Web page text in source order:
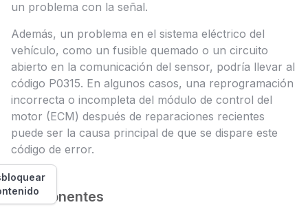
un problema con la señal.
Además, un problema en el sistema eléctrico del
vehículo, como un fusible quemado o un circuito
abierto en la comunicación del sensor, podría llevar al
código P0315. En algunos casos, una reprogramación
incorrecta o incompleta del módulo de control del
motor (ECM) después de reparaciones recientes
puede ser la causa principal de que se dispare este
código de error.
Componentes